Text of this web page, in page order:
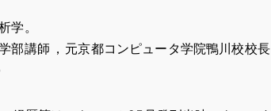
学 。
部講師 ， 元京都コンピュータ学院鴨川校校長